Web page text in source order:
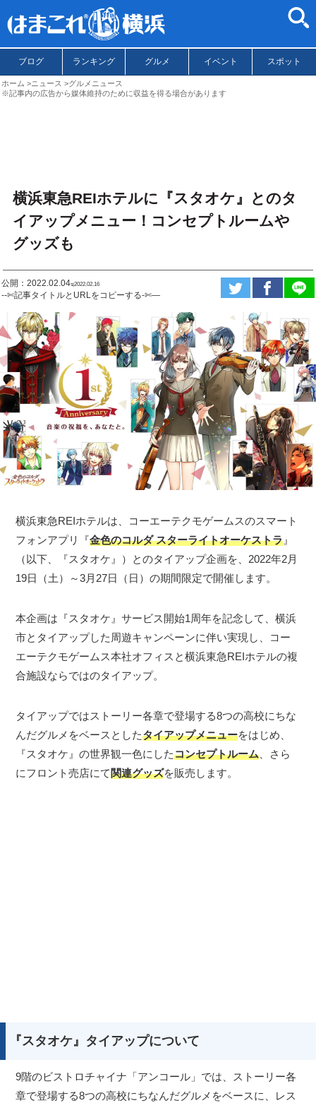
ブログ ランキング グルメ イベント スポット
ホーム ニュース
グルメニュース
※記事内の広告から媒体維持のために収益を得る場合があります
横浜東急REIホテルに『スタオケ』とのタ
イアップメニュー！コンセプトルームや
グッズも
公開：2022.02.04ಇ2022.02.16
--✄記事タイトルとURLをコピーする-✄—
横浜東急REIホテルは、コーエーテクモゲームスのスマート
フォンアプリ『金色のコルダ スターライトオーケストラ』
（以下、『スタオケ』）とのタイアップ企画を、2022年2月
19日（土）～3月27日（日）の期間限定で開催します。
本企画は『スタオケ』サービス開始1周年を記念して、横浜
市とタイアップした周遊キャンペーンに伴い実現し、コー
エーテクモゲームス本社オフィスと横浜東急REIホテルの複
合施設ならではのタイアップ。
タイアップではストーリー各章で登場する8つの高校にちな
んだグルメをベースとしたタイアップメニューをはじめ、
『スタオケ』の世界観一色にしたコンセプトルーム、さら
にフロント売店にて関連グッズを販売します。
『スタオケ』タイアップについて
9階のビストロチャイナ「アンコール」では、ストーリー各
章で登場する8つの高校にちなんだグルメをベースに、レス